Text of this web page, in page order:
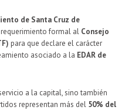
de Santa Cruz de
formal al Consejo
para que declare el carácter
asociado a la EDAR de
a la capital, sino también
representan más del 50% del